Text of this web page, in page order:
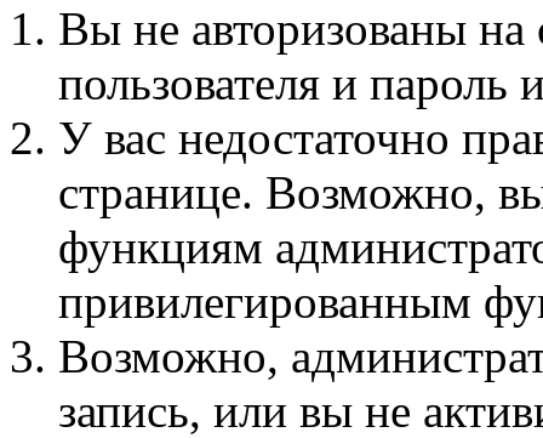
Вы не авторизованы на
пользователя и пароль
У вас недостаточно
странице. Возможно,
функциям
привилегированным
Возможно,
запись, или вы не